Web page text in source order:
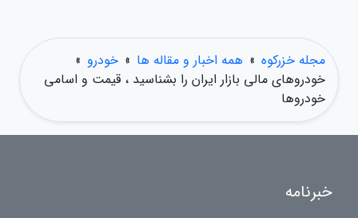
مجله خزرکوه » همه اخبار و مقاله ها » خودرو »
خودروهای مالی بازار ایران را بشناسید ، قیمت و اسامی
خودروها
خبرنامه